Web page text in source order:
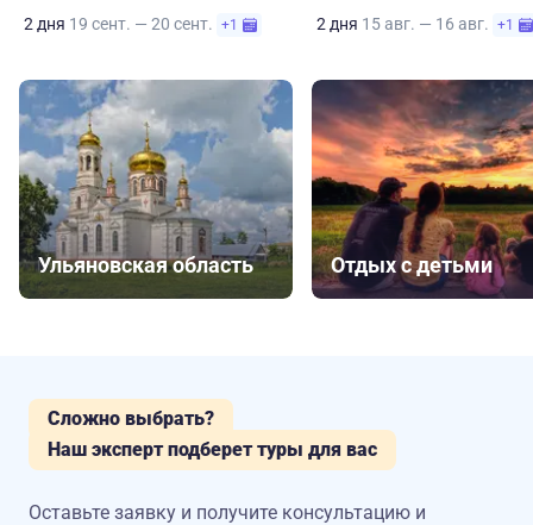
2 дня 19 сент. — 20 сент. +1 2 дня 15 авг. — 16 авг. +1
Ульяновская область Отдых с детьми
Сложно выбрать?
Наш эксперт подберет туры для вас
Оставьте заявку и получите консультацию и